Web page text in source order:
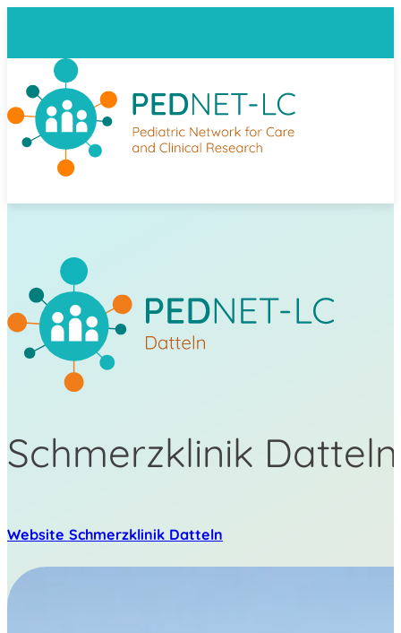
Schmerzklinik Datteln
Website Schmerzklinik Datteln